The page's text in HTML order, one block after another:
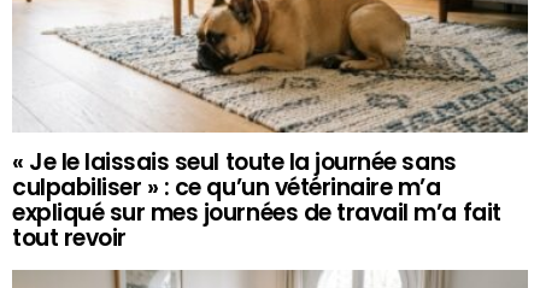
« Je le laissais seul toute la journée sans
culpabiliser » : ce qu’un vétérinaire m’a
expliqué sur mes journées de travail m’a fait
tout revoir